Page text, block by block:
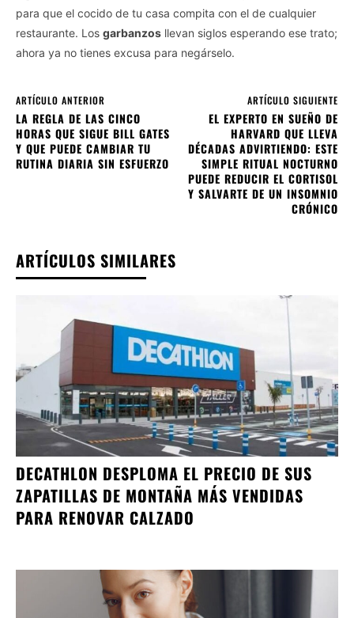
para que el cocido de tu casa compita con el de cualquier
restaurante. Los garbanzos llevan siglos esperando ese trato;
ahora ya no tienes excusa para negárselo.
ARTÍCULO ANTERIOR
LA REGLA DE LAS CINCO
HORAS QUE SIGUE BILL GATES
Y QUE PUEDE CAMBIAR TU
RUTINA DIARIA SIN ESFUERZO
ARTÍCULO SIGUIENTE
EL EXPERTO EN SUEÑO DE
HARVARD QUE LLEVA
DÉCADAS ADVIRTIENDO: ESTE
SIMPLE RITUAL NOCTURNO
PUEDE REDUCIR EL CORTISOL
Y SALVARTE DE UN INSOMNIO
CRÓNICO
ARTÍCULOS SIMILARES
DECATHLON DESPLOMA EL PRECIO DE SUS
ZAPATILLAS DE MONTAÑA MÁS VENDIDAS
PARA RENOVAR CALZADO